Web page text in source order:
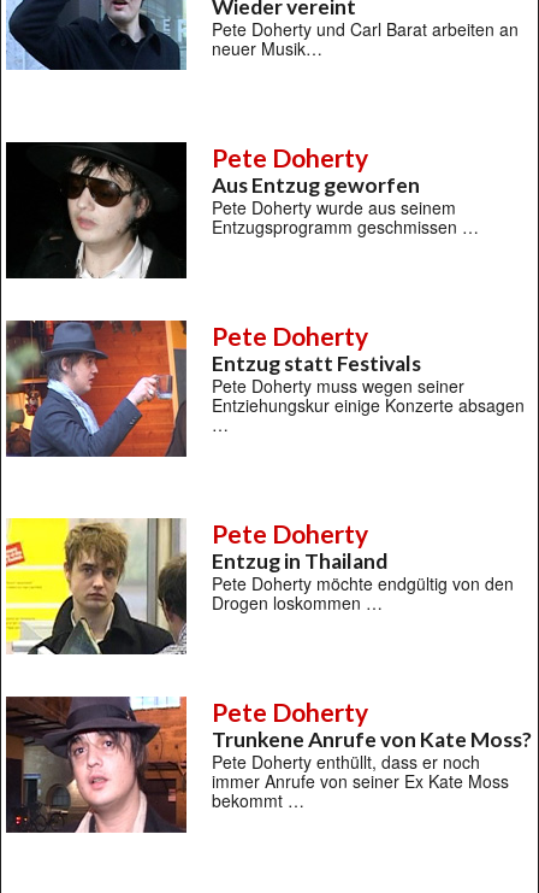
Wieder vereint
Pete Doherty und Carl Barat arbeiten an
neuer Musik…
Pete Doherty
Aus Entzug geworfen
Pete Doherty wurde aus seinem
Entzugsprogramm geschmissen …
Pete Doherty
Entzug statt Festivals
Pete Doherty muss wegen seiner
Entziehungskur einige Konzerte absagen
…
Pete Doherty
Entzug in Thailand
Pete Doherty möchte endgültig von den
Drogen loskommen …
Pete Doherty
Trunkene Anrufe von Kate Moss?
Pete Doherty enthüllt, dass er noch
immer Anrufe von seiner Ex Kate Moss
bekommt …